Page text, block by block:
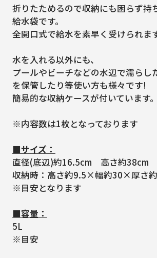
折りたためるので収納にも困らず持
給水袋です。
全開口式で給水を素早く受けられます
水を入れる以外にも、
プールやビーチなどの水辺で濡らし
を保管したり等使い方も様々です!
簡易的な収納ケースが付いています。
※内容数は1枚となっております
■サイズ：
直径(底辺)約16.5cm 高さ約38cm
収納時：高さ約9.5×幅約30×厚さ
※目安となります
■容量：
5L
※目安